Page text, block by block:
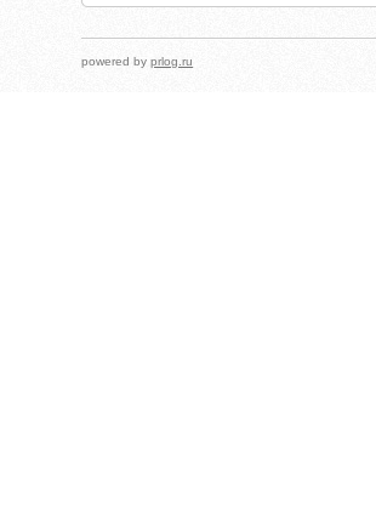
powered byprlog.ru